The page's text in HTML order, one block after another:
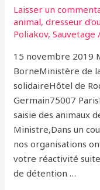
Laisser un
animal,dresseur
Poliakov,Sauvetage
15 novembre 2019
BorneMinistère de
solidaireHôtel de
Germain75007
saisie des animaux
Ministre,Dans un
nos organisations
votre réactivité
de détention …